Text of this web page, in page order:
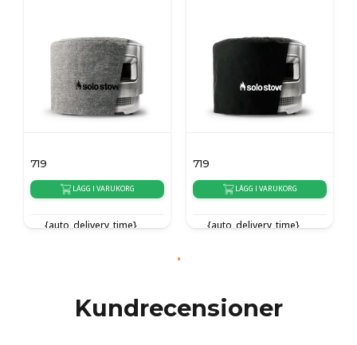
719
LÄGG I VARUKORG
{auto_delivery_time}
719
LÄGG I VARUKORG
{auto_delivery_time}
Kundrecensioner